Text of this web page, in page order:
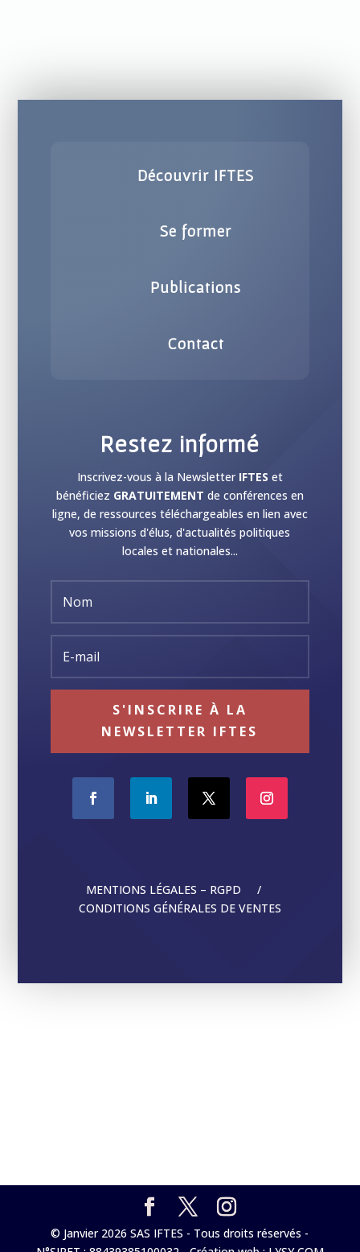
Découvrir IFTES
Se former
Publications
Contact
Restez informé
Inscrivez-vous à la Newsletter IFTES et
bénéficiez GRATUITEMENT de conférences en
ligne, de ressources téléchargeables en lien avec
vos missions d'élus, d'actualités politiques
locales et nationales...
S'INSCRIRE À LA
NEWSLETTER IFTES
MENTIONS LÉGALES – RGPD /
CONDITIONS GÉNÉRALES DE VENTES
© Janvier 2026 SAS IFTES - Tous droits réservés -